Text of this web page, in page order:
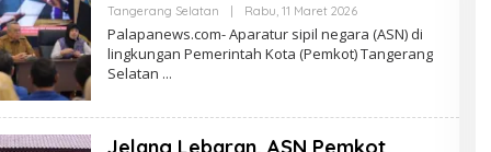
Tangerang Selatan Rabu, 11 Maret 2026Oleh
Palapanews.com- Aparatur sipil negara (ASN) di
lingkungan Pemerintah Kota (Pemkot) Tangerang
Selatan